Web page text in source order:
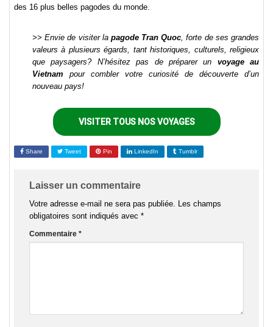
des 16 plus belles pagodes du monde.
>> Envie de visiter la pagode Tran Quoc , forte de ses grandes
valeurs à plusieurs égards, tant historiques, culturels, religieux
que paysagers? N’hésitez pas de préparer un voyage au
Vietnam pour combler votre curiosité de découverte d’un
nouveau pays!
VISITER TOUS NOS VOYAGES
Share Tweet Pin LinkedIn Tumblr
Laisser un commentaire
Votre adresse e-mail ne sera pas publiée.
Les champs
obligatoires sont indiqués avec *
Commentaire *